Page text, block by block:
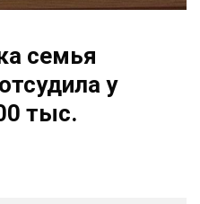
семья
у
тыс.